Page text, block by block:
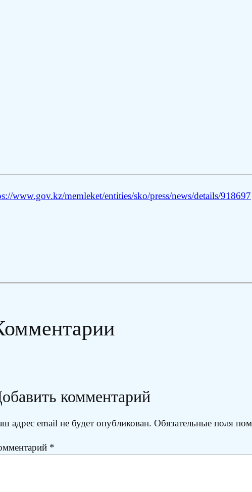
www.gov.kz/memleket/entities/sko/press/news/details/918697
комментарий
адрес email не будет опубликован. Обязательные поля
*